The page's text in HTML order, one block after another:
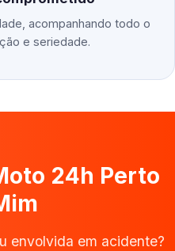
acompanhando todo o
e seriedade.
24h Perto
envolvida em acidente?